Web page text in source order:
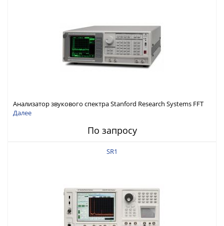
Анализатор звукового спектра Stanford Research Systems FFT
SR770
Далее
По запросу
SR1